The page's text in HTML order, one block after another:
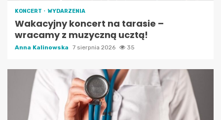
KONCERT WYDARZENIA
Wakacyjny koncert na tarasie –
wracamy z muzyczną ucztą!
Anna Kalinowska 7 sierpnia 2026 35